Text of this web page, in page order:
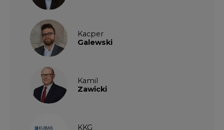
Kacper
Galewski
Kamil
Zawicki
KKG